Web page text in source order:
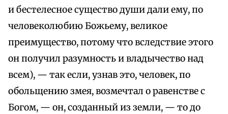
и бестелесное существо души дали ему, по
человеколюбию Божьему, великое
преимущество, потому что вследствие этого
он получил разумность и владычество над
всем), — так если, узнав это, человек, по
обольщению змея, возмечтал о равенстве с
Богом, — он, созданный из земли, — то до